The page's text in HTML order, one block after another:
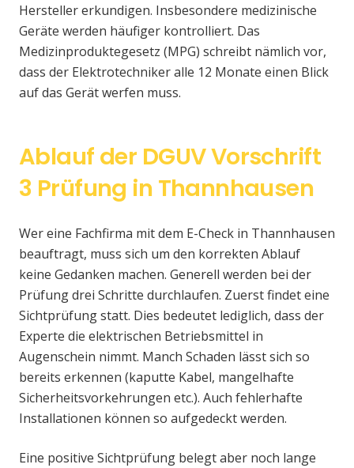
Hersteller erkundigen. Insbesondere medizinische
Geräte werden häufiger kontrolliert. Das
Medizinproduktegesetz (MPG) schreibt nämlich vor,
dass der Elektrotechniker alle 12 Monate einen Blick
auf das Gerät werfen muss.
Ablauf der DGUV Vorschrift
3 Prüfung in Thannhausen
Wer eine Fachfirma mit dem E-Check in Thannhausen
beauftragt, muss sich um den korrekten Ablauf
keine Gedanken machen. Generell werden bei der
Prüfung drei Schritte durchlaufen. Zuerst findet eine
Sichtprüfung statt. Dies bedeutet lediglich, dass der
Experte die elektrischen Betriebsmittel in
Augenschein nimmt. Manch Schaden lässt sich so
bereits erkennen (kaputte Kabel, mangelhafte
Sicherheitsvorkehrungen etc.). Auch fehlerhafte
Installationen können so aufgedeckt werden.
Eine positive Sichtprüfung belegt aber noch lange